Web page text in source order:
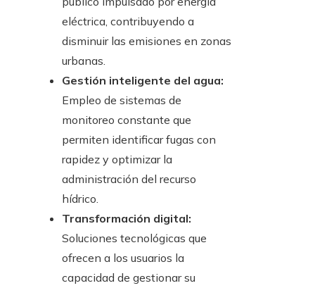
eléctrica, contribuyendo a
disminuir las emisiones en zonas
urbanas.
Gestión inteligente del agua:
Empleo de sistemas de
monitoreo constante que
permiten identificar fugas con
rapidez y optimizar la
administración del recurso
hídrico.
Transformación digital:
Soluciones tecnológicas que
ofrecen a los usuarios la
capacidad de gestionar su